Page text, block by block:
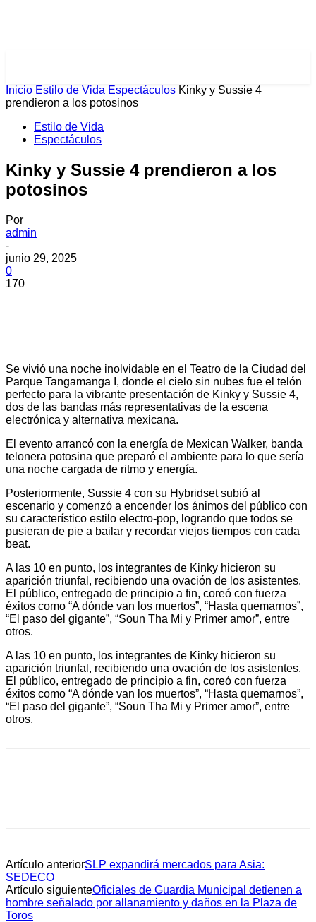
Inicio Estilo de Vida Espectáculos Kinky y Sussie 4
prendieron a los potosinos
Estilo de Vida
Espectáculos
Kinky y Sussie 4 prendieron a los
potosinos
Por
admin
-
junio 29, 2025
0
170
Se vivió una noche inolvidable en el Teatro de la Ciudad del
Parque Tangamanga I, donde el cielo sin nubes fue el telón
perfecto para la vibrante presentación de Kinky y Sussie 4,
dos de las bandas más representativas de la escena
electrónica y alternativa mexicana.
El evento arrancó con la energía de Mexican Walker, banda
telonera potosina que preparó el ambiente para lo que sería
una noche cargada de ritmo y energía.
Posteriormente, Sussie 4 con su Hybridset subió al
escenario y comenzó a encender los ánimos del público con
su característico estilo electro-pop, logrando que todos se
pusieran de pie a bailar y recordar viejos tiempos con cada
beat.
A las 10 en punto, los integrantes de Kinky hicieron su
aparición triunfal, recibiendo una ovación de los asistentes.
El público, entregado de principio a fin, coreó con fuerza
éxitos como “A dónde van los muertos”, “Hasta quemarnos”,
“El paso del gigante”, “Soun Tha Mi y Primer amor”, entre
otros.
A las 10 en punto, los integrantes de Kinky hicieron su
aparición triunfal, recibiendo una ovación de los asistentes.
El público, entregado de principio a fin, coreó con fuerza
éxitos como “A dónde van los muertos”, “Hasta quemarnos”,
“El paso del gigante”, “Soun Tha Mi y Primer amor”, entre
otros.
Artículo anteriorSLP expandirá mercados para Asia:
SEDECO
Artículo siguienteOficiales de Guardia Municipal detienen a
hombre señalado por allanamiento y daños en la Plaza de
Toros